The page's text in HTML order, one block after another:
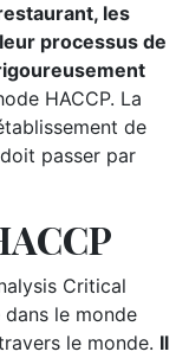
les
processus de
HACCP. La
de
passer par
Critical
dans le monde
le monde. Il